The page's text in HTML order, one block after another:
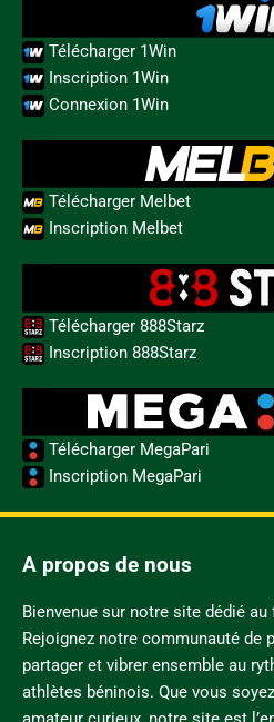
Télécharger 1Win
Inscription 1Win
Connexion 1Win
Télécharger Melbet
Inscription Melbet
Télécharger 888Starz
Inscription 888Starz
Télécharger MegaPari
Inscription MegaPari
A propos de nous
Bienvenue sur notre site dédié
Rejoignez notre communauté de
partager et vibrer ensemble au
athlètes béninois. Que vous